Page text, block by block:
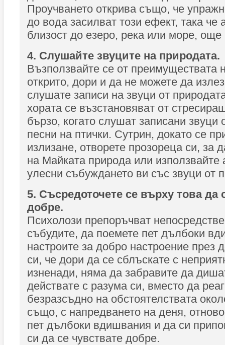
Проучването открива също, че
до вода засилват този ефект, така че
близост до езеро, река или море,
4. Слушайте звуците на природата.
Възползвайте се от преимуществата
открито, дори и да не можете да
слушате записи на звуци от
хората се възстановяват от
бързо, когато слушат записани
песни на птички. Сутрин, докато се
излизане, отворете прозореца си, за
на Майката природа или
улесни събуждането ви със звуци от
5. Съсредоточете се върху това да
добре.
Психолози препоръчват
събудите, да поемете пет дълбоки
настроите за добро настроение през
си, че дори да се сблъскате с
изненади, няма да забравите да
действате с разума си, вместо да
безразсъдно на обстоятелствата
също, с напредването на деня,
пет дълбоки вдишвания и да си
си да се чувствате добре.